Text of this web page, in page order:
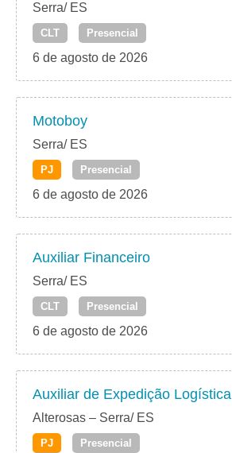
Serra/ ES
CLT Presencial
6 de agosto de 2026
Motoboy
Serra/ ES
PJ Presencial
6 de agosto de 2026
Auxiliar Financeiro
Serra/ ES
CLT Presencial
6 de agosto de 2026
Auxiliar de Expedição Logística
Alterosas – Serra/ ES
PJ Presencial